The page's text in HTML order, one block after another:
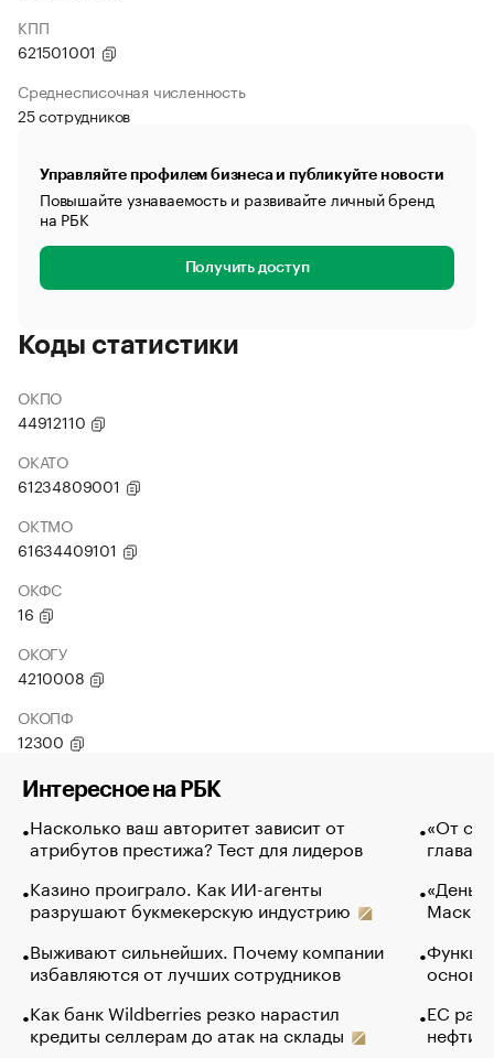
КПП
621501001
Среднесписочная численность
25 сотрудников
Управляйте профилем бизнеса и публикуйте новости
Повышайте узнаваемость и развивайте личный бренд
на РБК
Получить доступ
Коды статистики
ОКПО
44912110
ОКАТО
61234809001
ОКТМО
61634409101
ОКФС
16
ОКОГУ
4210008
ОКОПФ
12300
Интересное на РБК
Насколько ваш авторитет зависит от
атрибутов престижа? Тест для лидеров
Казино проиграло. Как ИИ-агенты
разрушают букмекерскую индустрию
Выживают сильнейших. Почему компании
избавляются от лучших сотрудников
Как банк Wildberries резко нарастил
кредиты селлерам до атак на склады
«От
глава
Маск в
основ
ЕС
нефти